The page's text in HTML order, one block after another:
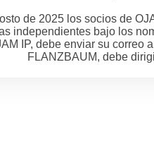
de 2025 los socios de
independientes bajo los
IP, debe enviar su correo
FLANZBAUM, debe